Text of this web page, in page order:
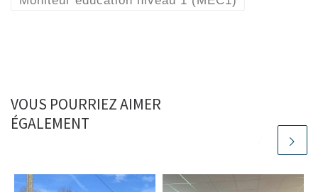
VOUS POURRIEZ AIMER
ÉGALEMENT